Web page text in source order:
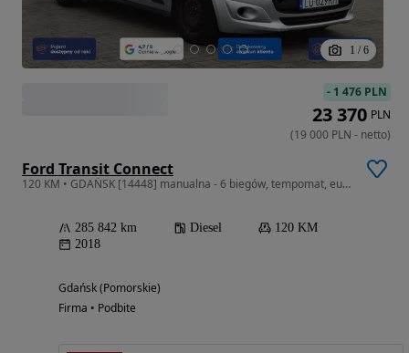
1 / 6
Ford Transit Connect
120 KM • GDAŃSK [14448] manualna - 6 biegów, tempomat, euro6, fv 23%vat
285 842 km Diesel
120 KM
2018
Gdańsk (Pomorskie)
Firma • Podbite
- 1 476 PLN
23 370 PLN
(19 000 PLN - netto)